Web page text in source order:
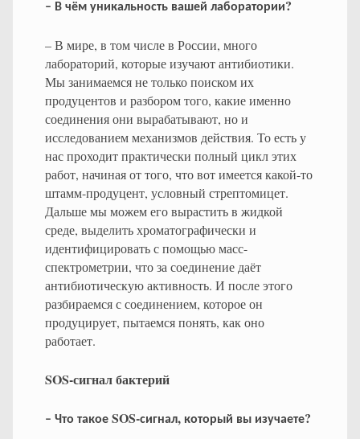
– В чём уникальность вашей лаборатории?
– В мире, в том числе в России, много
лабораторий, которые изучают антибиотики.
Мы занимаемся не только поиском их
продуцентов и разбором того, какие именно
соединения они вырабатывают, но и
исследованием механизмов действия. То есть у
нас проходит практически полный цикл этих
работ, начиная от того, что вот имеется какой-то
штамм-продуцент, условный стрептомицет.
Дальше мы можем его вырастить в жидкой
среде, выделить хроматографически и
идентифицировать с помощью масс-
спектрометрии, что за соединение даёт
антибиотическую активность. И после этого
разбираемся с соединением, которое он
продуцирует, пытаемся понять, как оно
работает.
SOS-сигнал бактерий
– Что такое SOS-сигнал, который вы изучаете?